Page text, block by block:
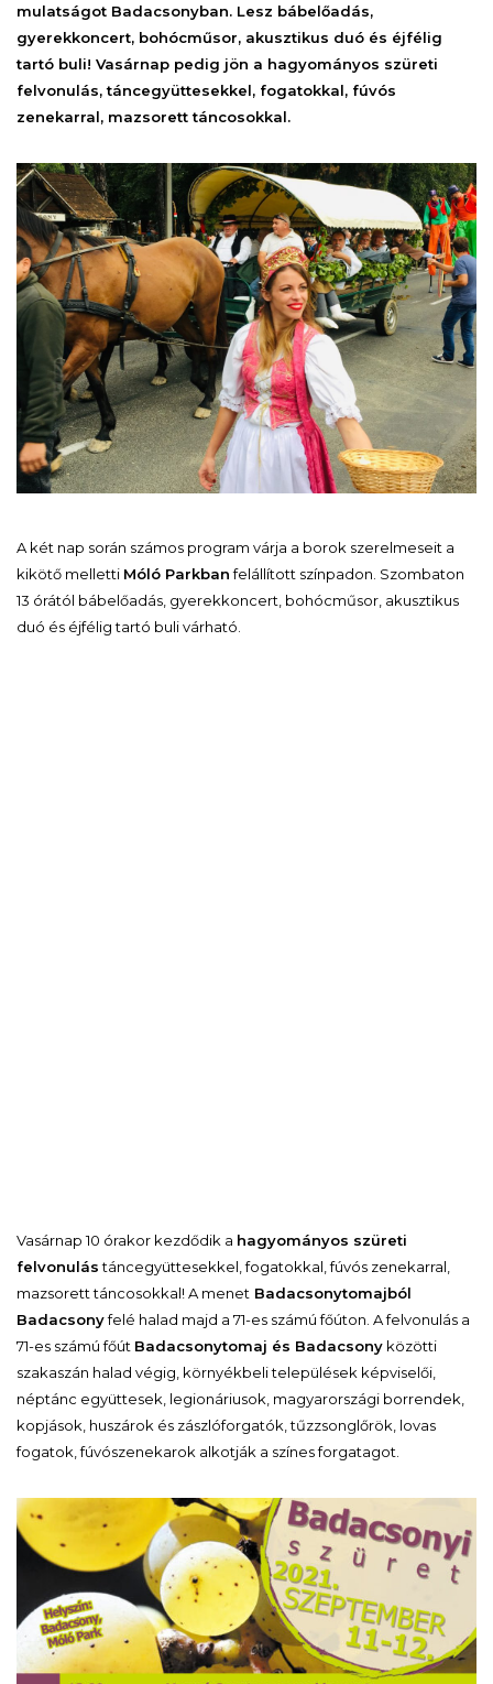
mulatságot Badacsonyban. Lesz bábelőadás,
gyerekkoncert, bohócműsor, akusztikus duó és éjfélig
tartó buli! Vasárnap pedig jön a hagyományos szüreti
felvonulás, táncegyüttesekkel, fogatokkal, fúvós
zenekarral, mazsorett táncosokkal.
A két nap során számos program várja a borok szerelmeseit a
kikötő melletti Móló Parkbanfelállított színpadon. Szombaton
13 órától bábelőadás, gyerekkoncert, bohócműsor, akusztikus
duó és éjfélig tartó buli várható.
Vasárnap 10 órakor kezdődik a hagyományos szüreti
felvonulástáncegyüttesekkel, fogatokkal, fúvós zenekarral,
mazsorett táncosokkal! A menet Badacsonytomajból
Badacsonyfelé halad majd a 71-es számú főúton. A felvonulás a
71-es számú főút Badacsonytomaj és Badacsony közötti
szakaszán halad végig, környékbeli települések képviselői,
néptánc együttesek, legionáriusok, magyarországi borrendek,
kopjások, huszárok és zászlóforgatók, tűzzsonglőrök, lovas
fogatok, fúvószenekarok alkotják a színes forgatagot.